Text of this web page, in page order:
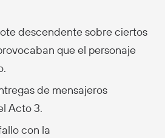
descendente sobre ciertos
que el personaje
de mensajeros
Acto 3.
con la